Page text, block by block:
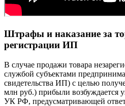
Штрафы и наказание за
регистрации ИП
В случае продажи товара
службой субъектами
свидетельства ИП) с целью
млн руб.) прибыли возбуждается
УК РФ, предусматривающей